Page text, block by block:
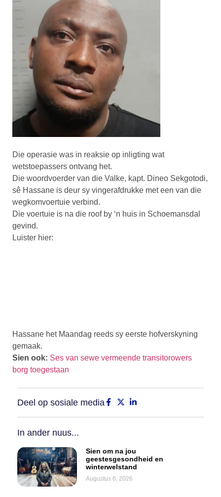
Die operasie was in reaksie op inligting wat
wetstoepassers ontvang het.
Die woordvoerder van die Valke, kapt. Dineo Sekgotodi,
sê Hassane is deur sy vingerafdrukke met een van die
wegkomvoertuie verbind.
Die voertuie is na die roof by ‘n huis in Schoemansdal
gevind.
Luister hier:
Hassane het Maandag reeds sy eerste hofverskyning
gemaak.
Sien ook: Ses van sewe vermeende transitorowers
borg toegestaan
Deel op sosiale media
In ander nuus...
Sien om na jou
geestesgesondheid en
winterwelstand
Augustus 6, 2026